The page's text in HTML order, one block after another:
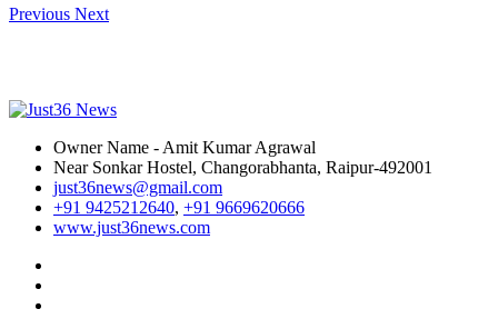
Previous Next
Owner Name - Amit Kumar Agrawal
Near Sonkar Hostel, Changorabhanta, Raipur-492001
just36news@gmail.com
+91 9425212640, +91 9669620666
www.just36news.com